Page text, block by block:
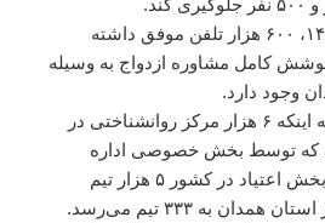
وی با بیان اینکه تلفن ۱۴۸۰، ۶۰۰ هزار تلفن موفق داشته
کامل مشاوره ازدواج به وسیله
محسنی‌بندپی با اشاره به اینکه ۶ هزار مرکز روانشناختی در
توسط بخش خصوصی اداره
می‌شود، اظهار کرد: در بخش اعتیاد در کشور ۵ هزار تیم
به ۳۳۳ تیم می‌رسد.